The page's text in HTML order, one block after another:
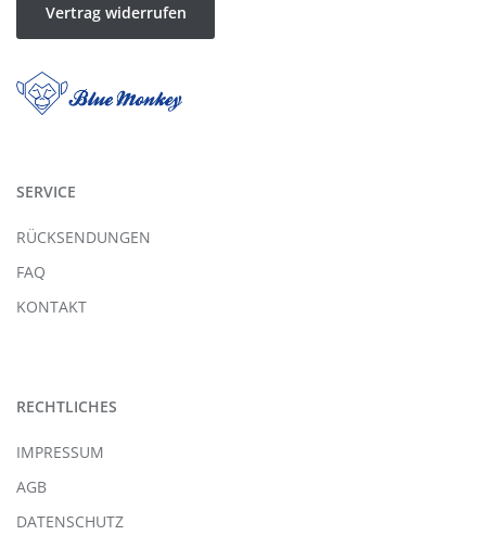
Vertrag widerrufen
SERVICE
RÜCKSENDUNGEN
FAQ
KONTAKT
RECHTLICHES
IMPRESSUM
AGB
DATENSCHUTZ